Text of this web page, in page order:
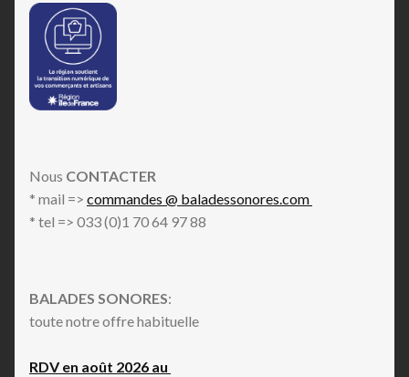
Nous CONTACTER
* mail => commandes @ baladessonores.com
* tel => 033 (0)1 70 64 97 88
BALADES SONORES:
toute notre offre habituelle
RDV en août 2026 au